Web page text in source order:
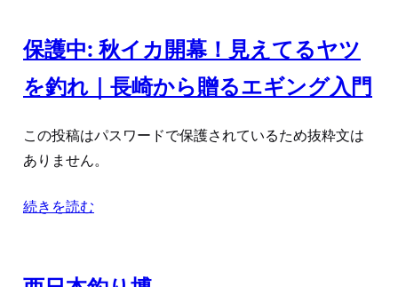
保護中: 秋イカ開幕！見えてるヤツ
を釣れ｜長崎から贈るエギング入門
この投稿はパスワードで保護されているため抜粋文は
ありません。
続きを読む